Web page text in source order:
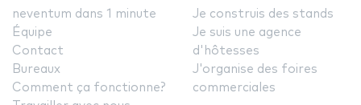
neventum dans 1 minute
Équipe
Contact
Bureaux
Comment ça fonctionne?
Je construis des stands
Je suis une agence
d'hôtesses
J'organise des foires
commerciales